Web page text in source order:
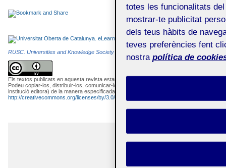
RUSC. Universities and Knowledge Society Journal
Els textos publicats en aquesta revista estan subjectes –llevat que s'indiqui el contrari–
Podeu copiar-los, distribuir-los, comunicar-los públicament i fer-ne obres derivades
institució editora) de la manera especificada pels autors o per la revista. La llicència
http://creativecommons.org/licenses/by/3.0/es/deed.ca
totes les funcionalitats
mostrar-te publicitat
dels teus hàbits de
teves preferències fent
nostra política de